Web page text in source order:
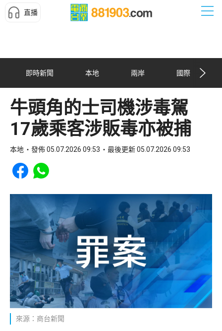
直播
即時新聞 本地 兩岸 國際
牛頭角的士司機涉毒駕
17歲乘客涉販毒亦被捕
本地 發佈 05.07.2026 09:53 最後更新 05.07.2026 09:53
Share to Facebook
Share to WhatsApp
來源：商台新聞